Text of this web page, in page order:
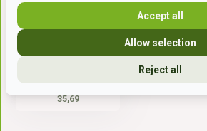
35,69
Reject all
Allow selection
Accept all